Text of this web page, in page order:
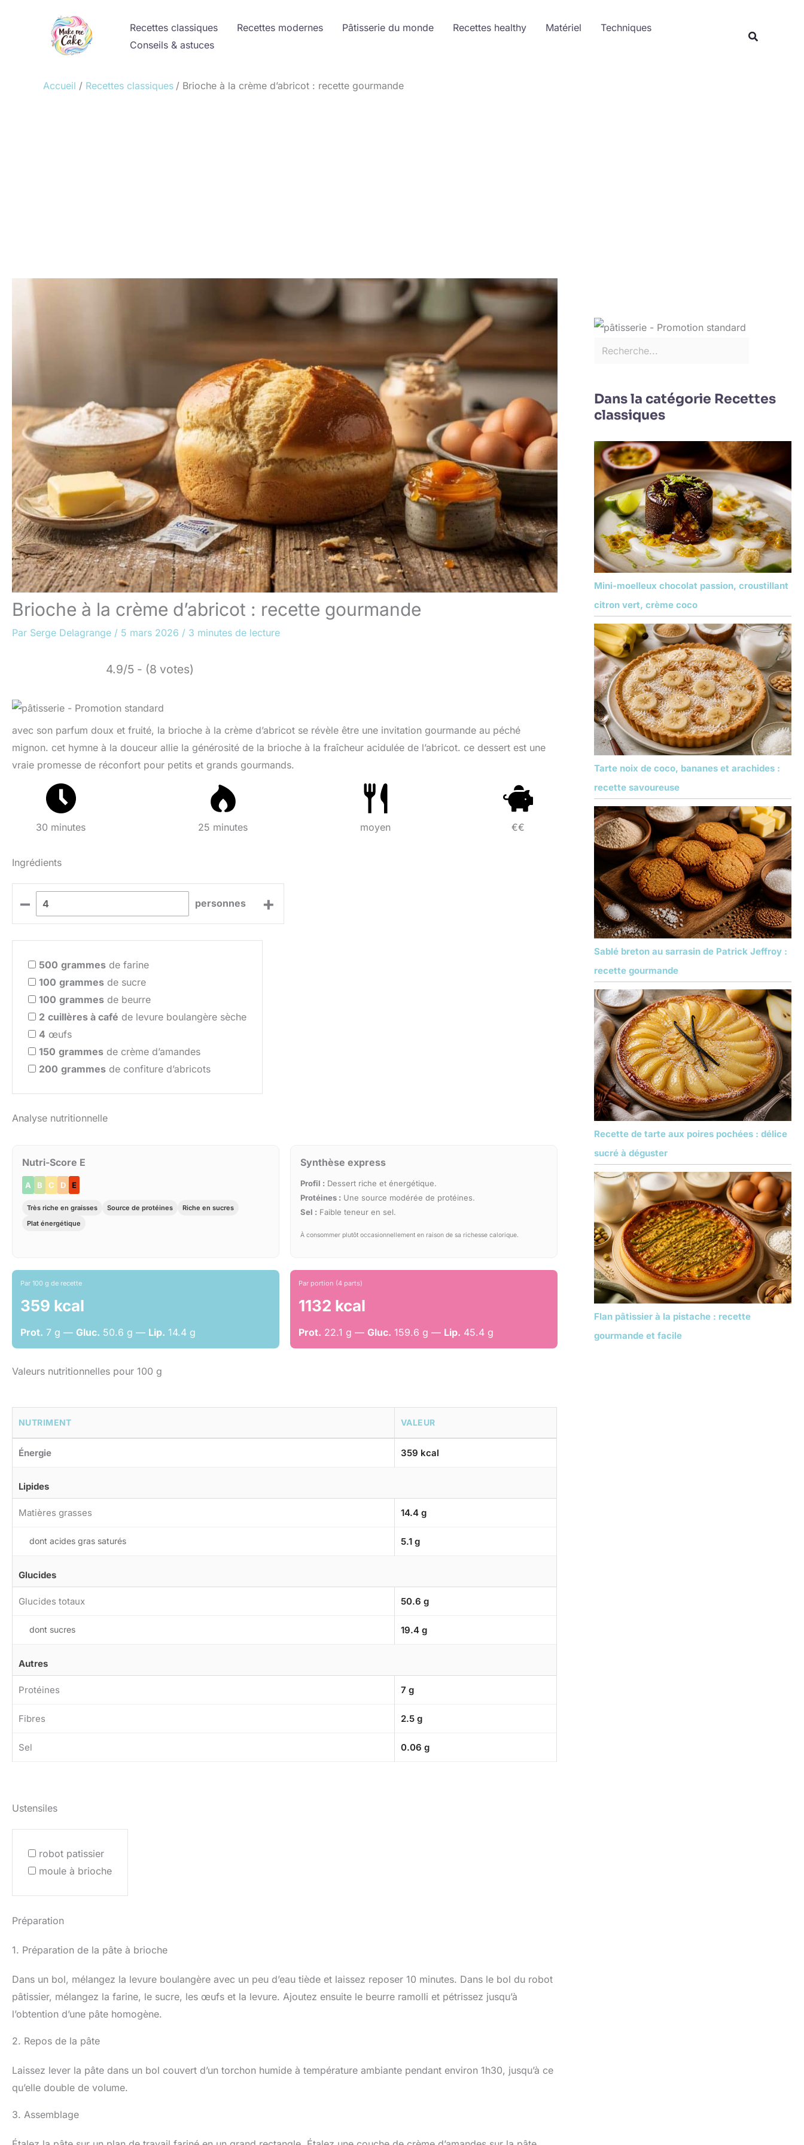
Recettes classiques Recettes modernes Pâtisserie du monde Recettes healthy Matériel
Techniques
Conseils & astuces
Accueil Recettes classiques Brioche à la crème d’abricot : recette gourmande
Brioche à la crème d’abricot : recette gourmande
Par Serge Delagrange / 5 mars 2026 / 3 minutes de lecture
4.9/5 - (8 votes)
avec son parfum doux et fruité, la brioche à la crème d’abricot se révèle être une invitation gourmande au péché
mignon. cet hymne à la douceur allie la générosité de la brioche à la fraîcheur acidulée de l’abricot. ce dessert est une
vraie promesse de réconfort pour petits et grands gourmands.
30 minutes 25 minutes moyen €€
Ingrédients
– personnes +
500 grammes de farine
100 grammes de sucre
100 grammes de beurre
2 cuillères à café de levure boulangère sèche
4 œufs
150 grammes de crème d’amandes
200 grammes de confiture d’abricots
Analyse nutritionnelle
Nutri-Score E
A B C D E
Très riche en graisses Source de protéines
Riche en sucres
Plat énergétique
Synthèse express
Profil : Dessert riche et énergétique.
Protéines : Une source modérée de protéines.
Sel : Faible teneur en sel.
À consommer plutôt occasionnellement en raison de sa richesse calorique.
Par 100 g de recette
359 kcal
Prot. 7 g — Gluc. 50.6 g — Lip. 14.4 g
Par portion (4 parts)
1132 kcal
Prot. 22.1 g —Gluc. 159.6 g — Lip. 45.4 g
Valeurs nutritionnelles pour 100 g
NUTRIMENT VALEUR
Énergie 359 kcal
Lipides
Matières grasses 14.4 g
dont acides gras saturés 5.1 g
Glucides
Glucides totaux 50.6 g
dont sucres 19.4 g
Autres
Protéines 7 g
Fibres 2.5 g
Sel 0.06 g
Ustensiles
robot patissier
moule à brioche
Préparation
1. Préparation de la pâte à brioche
Dans un bol, mélangez la levure boulangère avec un peu d’eau tiède et laissez reposer 10 minutes. Dans le bol du robot
pâtissier, mélangez la farine, le sucre, les œufs et la levure. Ajoutez ensuite le beurre ramolli et pétrissez jusqu’à
l’obtention d’une pâte homogène.
2. Repos de la pâte
Laissez lever la pâte dans un bol couvert d’un torchon humide à température ambiante pendant environ 1h30, jusqu’à ce
qu’elle double de volume.
3. Assemblage
Dans la catégorie Recettes
classiques
Mini-moelleux chocolat passion, croustillant
citron vert, crème coco
Tarte noix de coco, bananes et arachides :
recette savoureuse
Sablé breton au sarrasin de Patrick Jeffroy :
recette gourmande
Recette de tarte aux poires pochées : délice
sucré à déguster
Flan pâtissier à la pistache : recette
gourmande et facile